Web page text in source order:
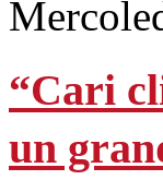
“Cari
un